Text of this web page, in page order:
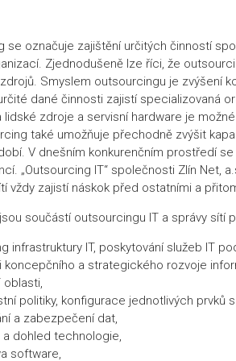
se označuje zajištění určitých činností
Zjednodušeně lze říci, že
Smyslem outsourcingu je zvýšení
dané činnosti zajistí specializovaná
lidské zdroje a servisní hardware je
také umožňuje přechodně zvýšit
V dnešním konkurenčním prostředí
„Outsourcing IT“ společnosti Zlín Net,
vždy zajistí náskok před ostatními a
součástí outsourcingu IT a správy sítí
infrastruktury IT, poskytování služeb IT
koncepčního a strategického rozvoje
oblasti,
politiky, konfigurace jednotlivých prvků
a zabezpečení dat,
dohled technologie,
software,